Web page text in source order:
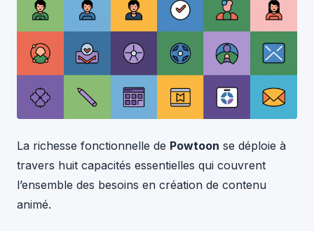
La richesse fonctionnelle de Powtoon se déploie à
travers huit capacités essentielles qui couvrent
l’ensemble des besoins en création de contenu
animé.